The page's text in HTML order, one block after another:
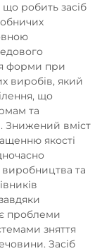
що робить засіб
форми при
виробів, який
що
та
Знижений вміст
якості
та
проблеми
зняття
Засіб